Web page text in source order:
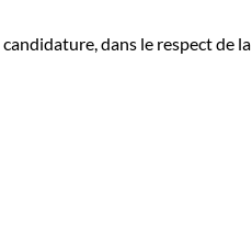
dans le respect de la